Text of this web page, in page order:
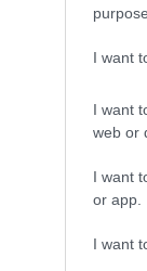
I want
I want
web or
I want
or app.
I want
Τζένσεν
στους